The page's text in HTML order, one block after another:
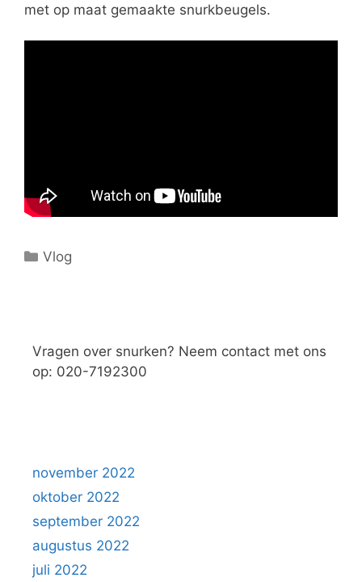
met op maat gemaakte snurkbeugels.
Categorieën
Vlog
Vragen over snurken? Neem contact met ons
op: 020-7192300
november 2022
oktober 2022
september 2022
augustus 2022
juli 2022